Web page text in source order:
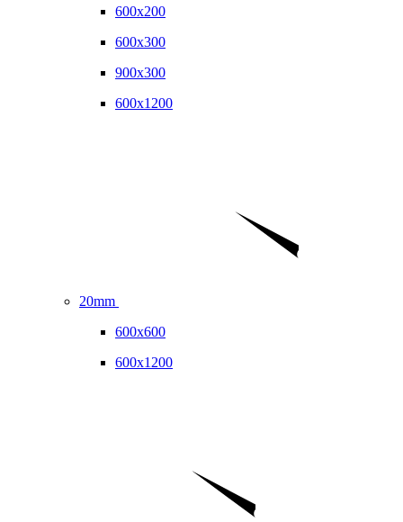
600x200
600x300
900x300
600x1200
20mm
600x600
600x1200